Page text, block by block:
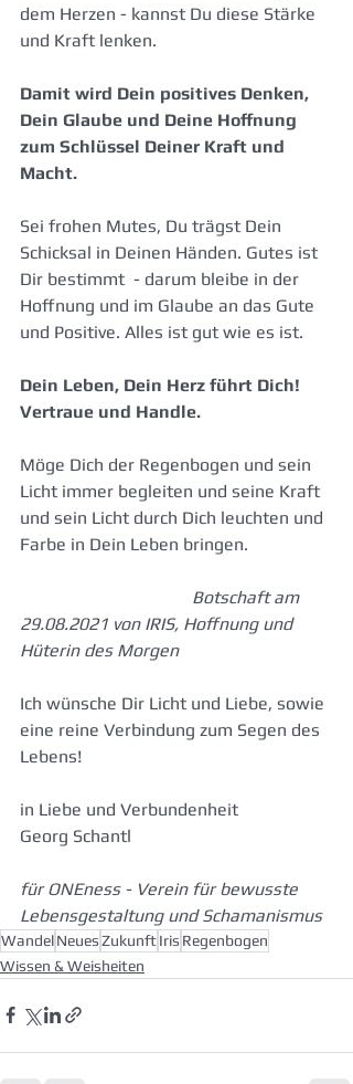
dem Herzen - kannst Du diese Stärke
und Kraft lenken.
Damit wird Dein positives Denken,
Dein Glaube und Deine Hoffnung
zum Schlüssel Deiner Kraft und
Macht.
Sei frohen Mutes, Du trägst Dein
Schicksal in Deinen Händen. Gutes ist
Dir bestimmt  - darum bleibe in der
Hoffnung und im Glaube an das Gute
und Positive. Alles ist gut wie es ist.
Dein Leben, Dein Herz führt Dich!
Vertraue und Handle.
Möge Dich der Regenbogen und sein
Licht immer begleiten und seine Kraft
und sein Licht durch Dich leuchten und
Farbe in Dein Leben bringen.
Botschaft am
29.08.2021 von IRIS, Hoffnung und
Hüterin des Morgen
Ich wünsche Dir Licht und Liebe, sowie
eine reine Verbindung zum Segen des
Lebens!
in Liebe und Verbundenheit
Georg Schantl
für ONEness - Verein für bewusste
Lebensgestaltung und Schamanismus
WandelNeuesZukunftIris Regenbogen
Wissen & Weisheiten